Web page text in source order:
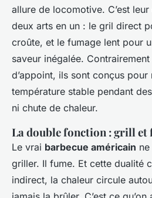
allure de locomotive. C’est
deux arts en un : le gril direct
croûte, et le fumage lent pour
saveur inégalée.
d’appoint, ils sont conçus pour
température stable pendant
ni chute de chaleur.
La double fonction : grill et
Le vrai barbecue américain
griller. Il fume. Et cette dualité
indirect, la chaleur circule